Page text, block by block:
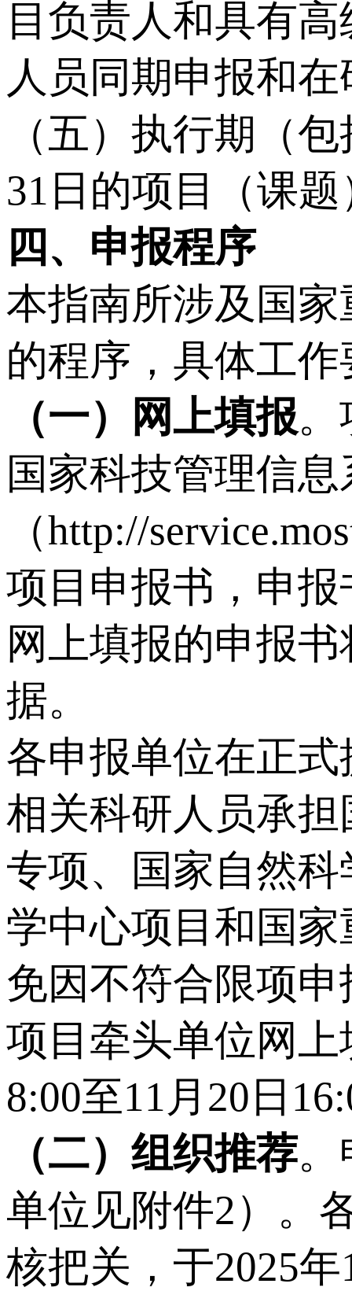
目负责人和具有
人员同期申报和
（五）执行期（
31日的项目（课
四、申报程序
本指南所涉及国
的程序，具体工
（一）网上填报
国家科技管理信
（http://
项目申报书，申
网上填报的申报
据。
各申报单位在正
相关科研人员承
专项、国家自然
学中心项目和国
免因不符合限项
项目牵头单位网上
8:00至11月20日
（二）组织推荐。
单位见附件2）。
核把关，于2025